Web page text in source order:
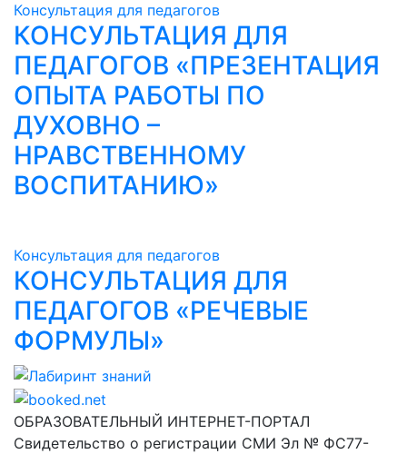
Консультация для педагогов
КОНСУЛЬТАЦИЯ ДЛЯ
ПЕДАГОГОВ «ПРЕЗЕНТАЦИЯ
ОПЫТА РАБОТЫ ПО
ДУХОВНО –
НРАВСТВЕННОМУ
ВОСПИТАНИЮ»
Консультация для педагогов
КОНСУЛЬТАЦИЯ ДЛЯ
ПЕДАГОГОВ «РЕЧЕВЫЕ
ФОРМУЛЫ»
Лабиринт знаний
ОБРАЗОВАТЕЛЬНЫЙ ИНТЕРНЕТ-ПОРТАЛ
Свидетельство о регистрации СМИ Эл № ФС77-